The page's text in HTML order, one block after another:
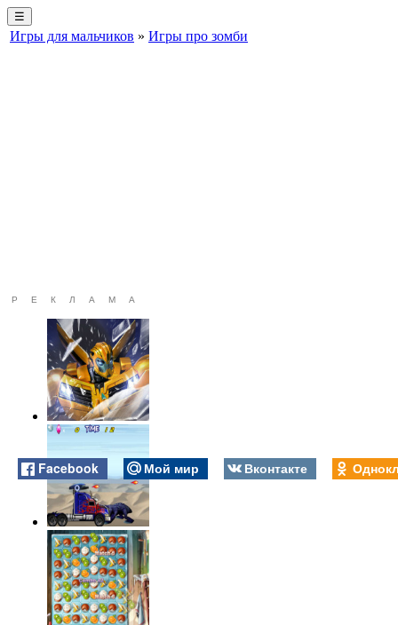
☰
Игры для мальчиков » Игры про зомби
РЕКЛАМА
Facebook Мой мир Вконтакте